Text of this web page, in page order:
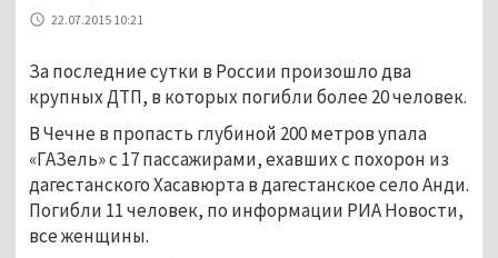
22.07.2015 10:21
За последние сутки в России произошло два
крупных ДТП, в которых погибли более 20 человек.
В Чечне в пропасть глубиной 200 метров упала
«ГАЗель» c 17 пассажирами, ехавших с похорон из
дагестанского Хасавюрта в дагестанское село Анди.
Погибли 11 человек, по информации РИА Новости,
все женщины.